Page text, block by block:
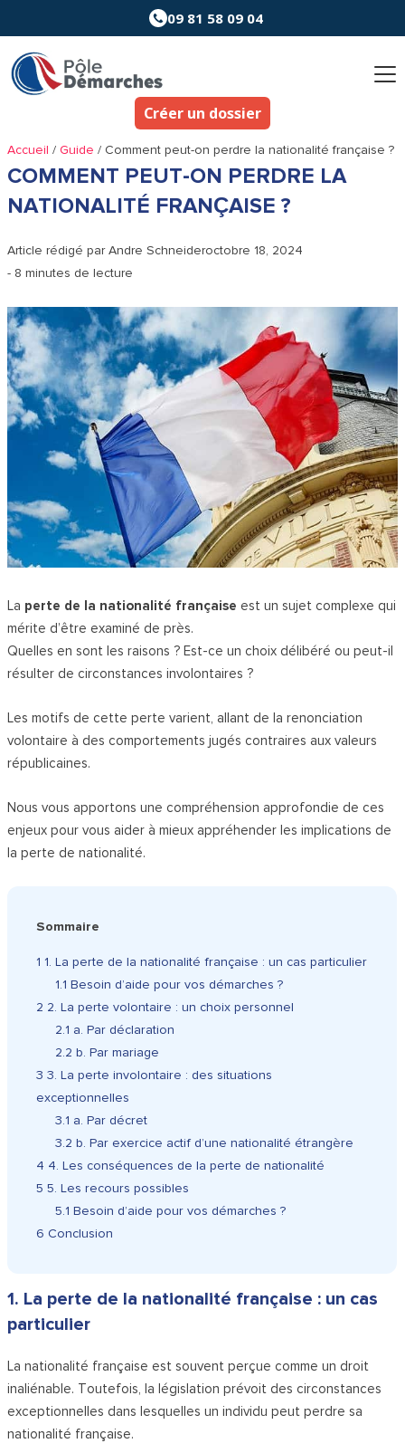
au
contenu
09 81 58 09 04
Créer un dossier
Accueil /Guide / Comment peut-on perdre la nationalité française ?
COMMENT PEUT-ON PERDRE LA
NATIONALITÉ FRANÇAISE ?
Article rédigé parAndre Schneideroctobre 18, 2024
- 8 minutes de lecture
La perte de la nationalité française est un sujet complexe qui
mérite d’être examiné de près.
Quelles en sont les raisons ? Est-ce un choix délibéré ou peut-il
résulter de circonstances involontaires ?
Les motifs de cette perte varient, allant de la renonciation
volontaire à des comportements jugés contraires aux valeurs
républicaines.
Nous vous apportons une compréhension approfondie de ces
enjeux pour vous aider à mieux appréhender les implications de
la perte de nationalité.
Sommaire
1 1. La perte de la nationalité française : un cas particulier
1.1 Besoin d’aide pour vos démarches ?
2 2. La perte volontaire : un choix personnel
2.1 a. Par déclaration
2.2 b. Par mariage
3 3. La perte involontaire : des situations
exceptionnelles
3.1 a. Par décret
3.2 b. Par exercice actif d’une nationalité étrangère
4 4. Les conséquences de la perte de nationalité
5 5. Les recours possibles
5.1 Besoin d’aide pour vos démarches ?
6 Conclusion
1. La perte de la nationalité française : un cas
particulier
La nationalité française est souvent perçue comme un droit
inaliénable. Toutefois, la législation prévoit des circonstances
exceptionnelles dans lesquelles un individu peut perdre sa
nationalité française.